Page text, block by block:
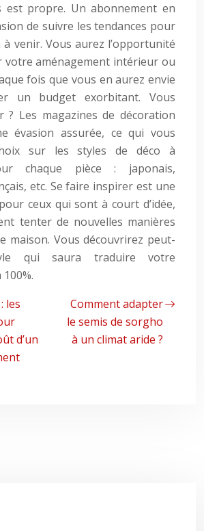
est propre. Un abonnement en
de suivre les tendances pour
à venir. Vous aurez l’opportunité
votre aménagement intérieur ou
fois que vous en aurez envie
un budget exorbitant. Vous
? Les magazines de décoration
évasion assurée, ce qui vous
sur les styles de déco à
chaque pièce : japonais,
etc. Se faire inspirer est une
ceux qui sont à court d’idée,
tenter de nouvelles manières
maison. Vous découvrirez peut-
qui saura traduire votre
les
d’un
Comment adapter
le semis de sorgho
à un climat aride ?